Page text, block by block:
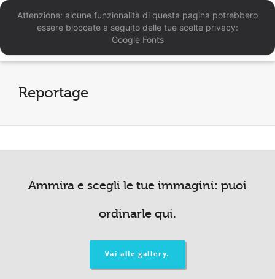
Reportage
Ammira e scegli le tue immagini: puoi
ordinarle qui.
Vai alle gallery.
Attenzione: alcune funzionalità di questa pagina potrebbero
essere bloccate a seguito delle tue scelte privacy:
Google Fonts